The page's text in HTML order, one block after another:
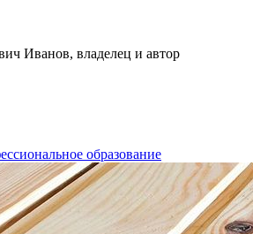
Иванов, владелец и автор
образование